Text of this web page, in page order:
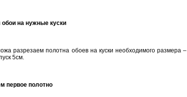
на нужные куски
разрезаем полотна обоев на куски необходимого размера –
5см.
первое полотно